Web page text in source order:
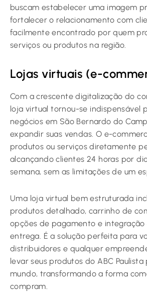
buscam estabelecer uma imagem
fortalecer o relacionamento com
facilmente encontrado por quem
serviços ou produtos na região.
Lojas virtuais (e-
Com a crescente digitalização do
loja virtual tornou-se indispensável
negócios em São Bernardo do
expandir suas vendas. O e-
produtos ou serviços diretamente
alcançando clientes 24 horas por
semana, sem as limitações de um
Uma loja virtual bem estruturada
produtos detalhado, carrinho de
opções de pagamento e integração
entrega. É a solução perfeita para
distribuidores e qualquer
levar seus produtos do ABC Paulista
mundo, transformando a forma
compram.